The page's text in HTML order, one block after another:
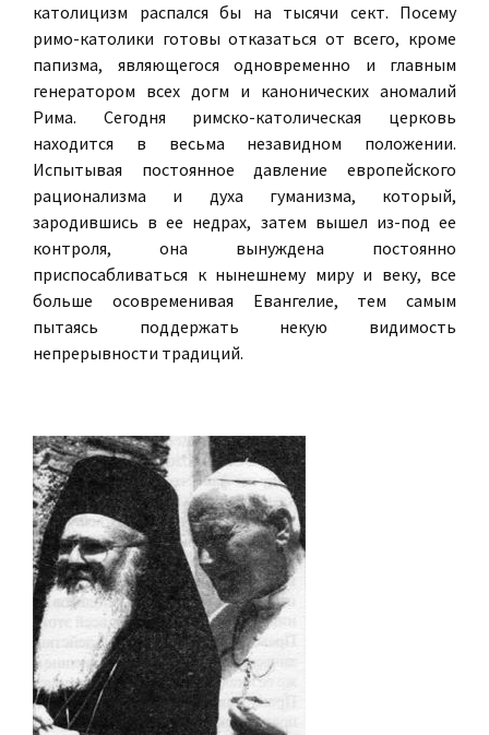
католицизм распался бы на тысячи сект. Посему
римо-католики готовы отказаться от всего, кроме
папизма, являющегося одновременно и главным
генератором всех догм и канонических аномалий
Рима. Сегодня римско-католическая церковь
находится в весьма незавидном положении.
Испытывая постоянное давление европейского
рационализма и духа гуманизма, который,
зародившись в ее недрах, затем вышел из-под ее
контроля, она вынуждена постоянно
приспосабливаться к нынешнему миру и веку, все
больше осовременивая Евангелие, тем самым
пытаясь поддержать некую видимость
непрерывности традиций.